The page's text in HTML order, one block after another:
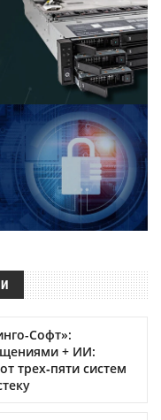
Софт»:
+ ИИ:
трех‑пяти систем